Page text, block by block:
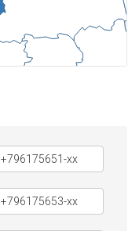
+796175651-xx
+796175653-xx